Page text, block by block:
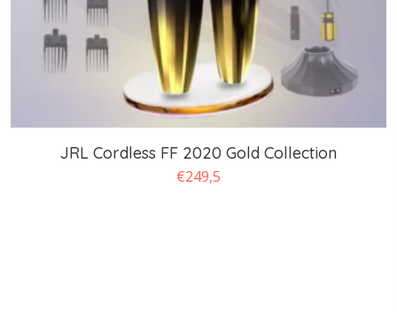
JRL Cordless FF 2020 Gold Collection
€249,5